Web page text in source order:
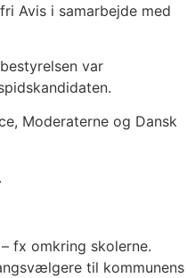
Avis i samarbejde med
var
Moderaterne og Dansk
fx omkring skolerne.
til kommunens